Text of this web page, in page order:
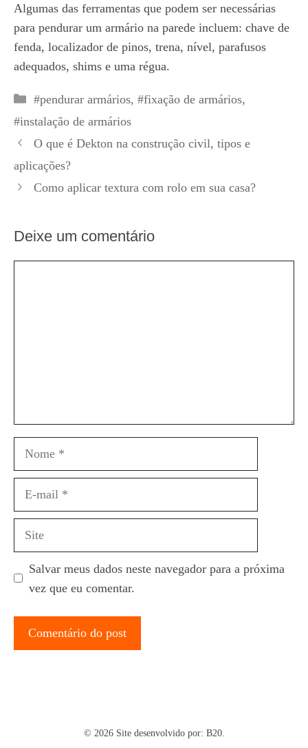
Algumas das ferramentas que podem ser necessárias
para pendurar um armário na parede incluem: chave de
fenda, localizador de pinos, trena, nível, parafusos
adequados, shims e uma régua.
Categorias
#pendurar armários, #fixação de armários,
#instalação de armários
O que é Dekton na construção civil, tipos e
aplicações?
Como aplicar textura com rolo em sua casa?
Deixe um comentário
Salvar meus dados neste navegador para a próxima
vez que eu comentar.
© 2026 Site desenvolvido por: B20.